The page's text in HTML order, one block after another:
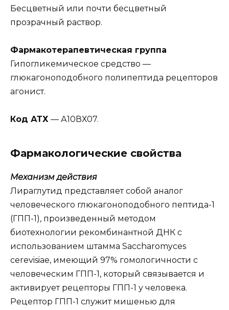
Бесцветный или почти бесцветный
прозрачный раствор.
Фармакотерапевтическая группа
Гипогликемическое средство —
глюкагоноподобного полипептида рецепторов
агонист.
Код АТХ — А10ВХ07.
Фармакологические свойства
Механизм действия
Лираглутид представляет собой аналог
человеческого глюкагоноподобного пептида-1
(ГПП-1), произведенный методом
биотехнологии рекомбинантной ДНК с
использованием штамма Saccharomyces
cerevisiae, имеющий 97% гомологичности с
человеческим ГПП-1, который связывается и
активирует рецепторы ГПП-1 у человека.
Рецептор ГПП-1 служит мишенью для